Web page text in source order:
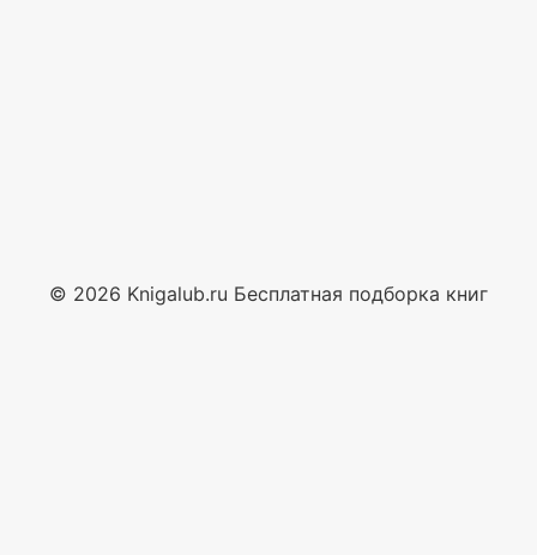
© 2026 Knigalub.ru Бесплатная подборка книг